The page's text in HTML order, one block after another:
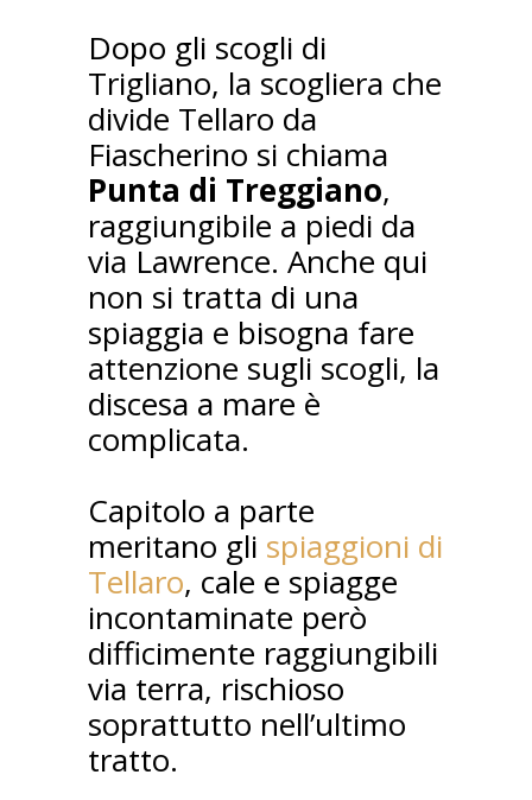
Dopo gli scogli di
Trigliano, la scogliera che
divide Tellaro da
Fiascherino si chiama
Punta di Treggiano,
raggiungibile a piedi da
via Lawrence. Anche qui
non si tratta di una
spiaggia e bisogna fare
attenzione sugli scogli, la
discesa a mare è
complicata.
Capitolo a parte
meritano gli spiaggioni di
Tellaro, cale e spiagge
incontaminate però
difficimente raggiungibili
via terra, rischioso
soprattutto nell’ultimo
tratto.